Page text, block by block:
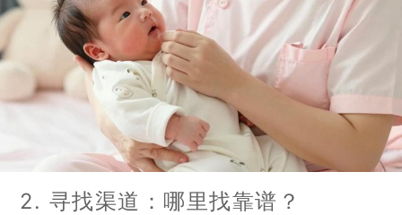
2. 寻找渠道：哪里找靠谱？